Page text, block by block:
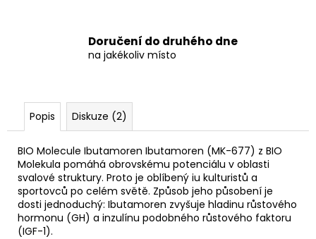
Doručení do druhého dne
na jakékoliv místo
Popis Diskuze (2)
BIO Molecule Ibutamoren Ibutamoren (MK-677) z BIO
Molekula pomáhá obrovskému potenciálu v oblasti
svalové struktury. Proto je oblíbený iu kulturistů a
sportovců po celém světě. Způsob jeho působení je
dosti jednoduchý: Ibutamoren zvyšuje hladinu růstového
hormonu (GH) a inzulínu podobného růstového faktoru
(IGF-1).